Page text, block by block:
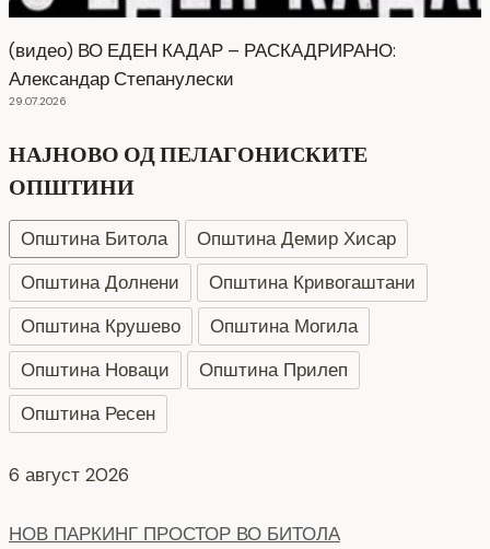
(видео) ВО ЕДЕН КАДАР – РАСКАДРИРАНО:
Александар Степанулески
29.07.2026
НАЈНОВО ОД ПЕЛАГОНИСКИТЕ
ОПШТИНИ
Општина Битола
Општина Демир Хисар
Општина Долнени
Општина Кривогаштани
Општина Крушево
Општина Могила
Општина Новаци
Општина Прилеп
Општина Ресен
НОВ ПАРКИНГ ПРОСТОР ВО БИТОЛА